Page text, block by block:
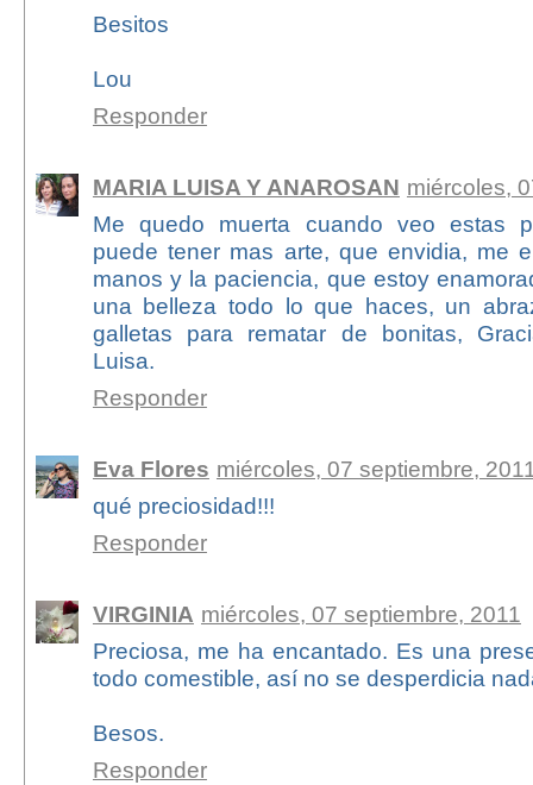
Besitos
Lou
Responder
MARIA LUISA Y ANAROSAN miércoles,
Me quedo muerta cuando veo estas
puede tener mas arte, que envidia, me
manos y la paciencia, que estoy
una belleza todo lo que haces, un
galletas para rematar de bonitas,
Luisa.
Responder
Eva Flores miércoles, 07 septiembre,
qué preciosidad!!!
Responder
VIRGINIA miércoles, 07 septiembre, 2011
Preciosa, me ha encantado. Es una
todo comestible, así no se desperdicia
Besos.
Responder